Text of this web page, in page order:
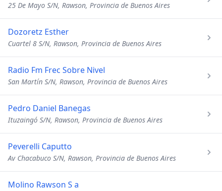
25 De Mayo S/N, Rawson, Provincia de Buenos Aires
Dozoretz Esther
Cuartel 8 S/N, Rawson, Provincia de Buenos Aires
Radio Fm Frec Sobre Nivel
San Martín S/N, Rawson, Provincia de Buenos Aires
Pedro Daniel Banegas
Ituzaingó S/N, Rawson, Provincia de Buenos Aires
Peverelli Caputto
Av Chacabuco S/N, Rawson, Provincia de Buenos Aires
Molino Rawson S a